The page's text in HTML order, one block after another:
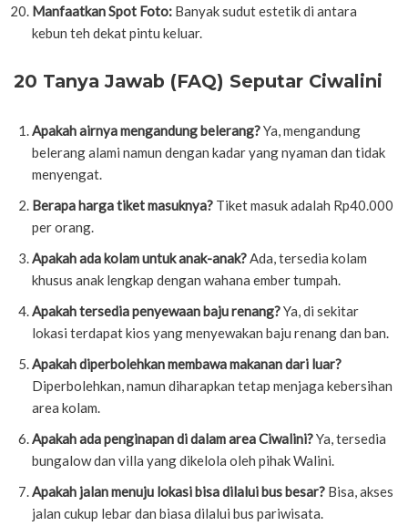
Manfaatkan Spot Foto: Banyak sudut estetik di antara
kebun teh dekat pintu keluar.
20 Tanya Jawab (FAQ) Seputar Ciwalini
Apakah airnya mengandung belerang?Ya, mengandung
belerang alami namun dengan kadar yang nyaman dan tidak
menyengat.
Berapa harga tiket masuknya? Tiket masuk adalah Rp40.000
per orang.
Apakah ada kolam untuk anak-anak?Ada, tersedia kolam
khusus anak lengkap dengan wahana ember tumpah.
Apakah tersedia penyewaan baju renang?Ya, di sekitar
lokasi terdapat kios yang menyewakan baju renang dan ban.
Apakah diperbolehkan membawa makanan dari luar?
Diperbolehkan, namun diharapkan tetap menjaga kebersihan
area kolam.
Apakah ada penginapan di dalam area Ciwalini?Ya, tersedia
bungalow dan villa yang dikelola oleh pihak Walini.
Apakah jalan menuju lokasi bisa dilalui bus besar? Bisa, akses
jalan cukup lebar dan biasa dilalui bus pariwisata.